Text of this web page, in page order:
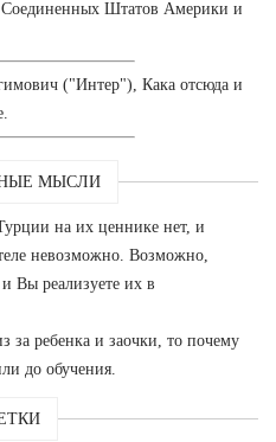
Штатов Америки и
("Интер"), Кака отсюда и
МЫСЛИ
на их ценнике нет, и
невозможно. Возможно,
Вы реализуете их в
за ребенка и заочки, то почему
до обучения.